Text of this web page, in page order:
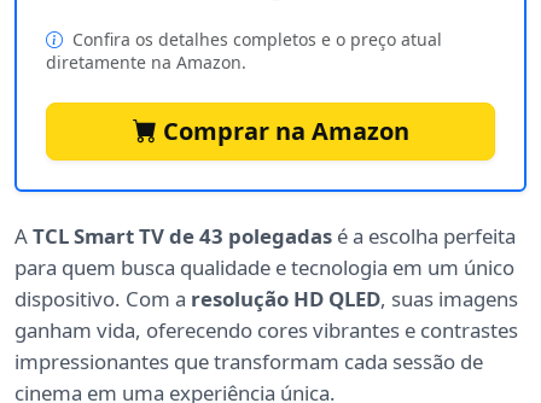
Confira os detalhes completos e o preço atual
diretamente na Amazon.
Comprar na Amazon
ATCL Smart TV de 43 polegadas é a escolha perfeita
para quem busca qualidade e tecnologia em um único
dispositivo. Com a resolução HD QLED, suas imagens
ganham vida, oferecendo cores vibrantes e contrastes
impressionantes que transformam cada sessão de
cinema em uma experiência única.